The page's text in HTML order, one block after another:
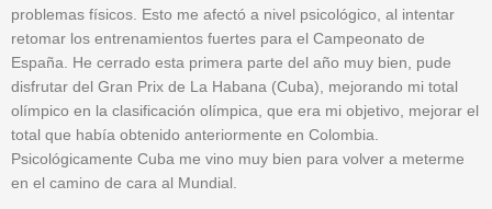
problemas físicos. Esto me afectó a nivel psicológico, al intentar
retomar los entrenamientos fuertes para el Campeonato de
España. He cerrado esta primera parte del año muy bien, pude
disfrutar del Gran Prix de La Habana (Cuba), mejorando mi total
olímpico en la clasificación olímpica, que era mi objetivo, mejorar el
total que había obtenido anteriormente en Colombia.
Psicológicamente Cuba me vino muy bien para volver a meterme
en el camino de cara al Mundial.